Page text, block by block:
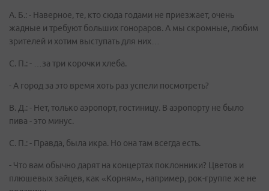
А. Б.: - Наверное, те, кто сюда годами не приезжает, очень
жадные и требуют больших гонораров. А мы скромные, любим
зрителей и хотим выступать для них…
С. П.: - …за три корочки хлеба.
- А город за это время хоть раз успели посмотреть?
В. Д.: - Нет, только аэропорт, гостиницу. В аэропорту не было
пива - это минус.
С. П.: - Правда, была икра. Но она там всегда есть.
- Что вам обычно дарят на концертах поклонники? Цветов и
плюшевых зайцев, как «Корням», например, рок-группе же не